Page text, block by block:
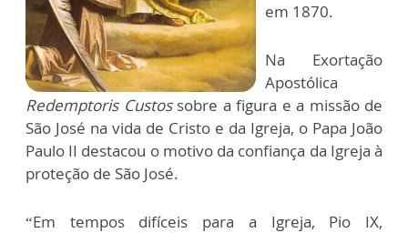
em 1870.
Na Exortação
Apostólica
Redemptoris Custossobre a figura e a missão de
São José na vida de Cristo e da Igreja, o Papa João
Paulo II destacou o motivo da confiança da Igreja à
proteção de São José.
“Em tempos difíceis para a Igreja, Pio IX,